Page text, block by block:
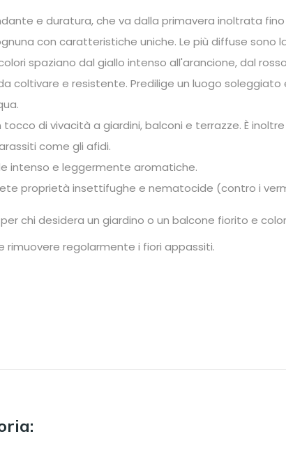
e duratura, che va dalla primavera inoltrata
con caratteristiche uniche. Le più diffuse
spaziano dal giallo intenso all'arancione, dal
coltivare e resistente. Predilige un luogo
di vivacità a giardini, balconi e terrazze. È
come gli afidi.
intenso e leggermente aromatiche.
proprietà insettifughe e nematocide (contro i
chi desidera un giardino o un balcone fiorito e
rimuovere regolarmente i fiori appassiti.